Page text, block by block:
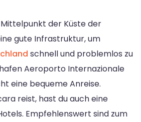
der Küste der
gute Infrastruktur, um
schnell und problemlos zu
Aeroporto Internazionale
eine bequeme Anreise.
reist, hast du auch eine
Empfehlenswert sind zum